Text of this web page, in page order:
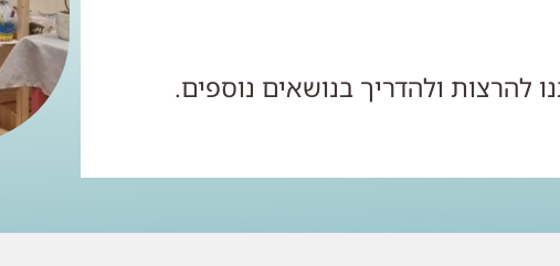
להרצות ולהדריך בנושאים נוספים.